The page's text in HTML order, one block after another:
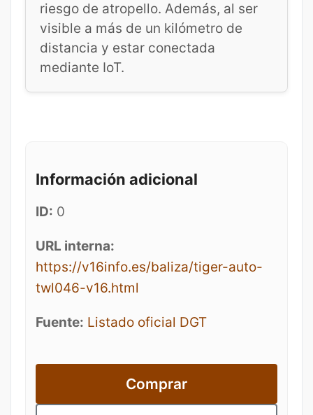
riesgo de atropello. Además, al ser
visible a más de un kilómetro de
distancia y estar conectada
mediante IoT.
Información adicional
ID: 0
URL interna:
https://v16info.es/baliza/tiger-auto-
twl046-v16.html
Fuente: Listado oficial DGT
Comprar